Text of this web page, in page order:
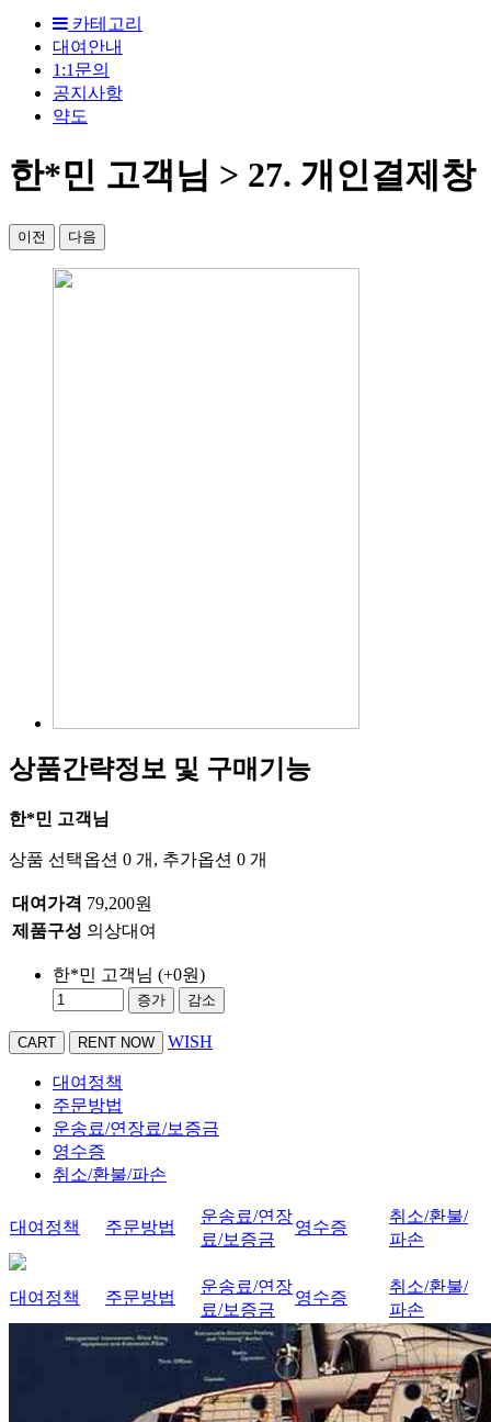
카테고리
대여안내
1:1문의
공지사항
약도
한*민 고객님 > 27. 개인결제창
이전 다음
상품간략정보 및 구매기능
한*민 고객님
상품 선택옵션 0 개, 추가옵션 0 개
대여가격 79,200원
제품구성 의상대여
한*민 고객님 (+0원)
증가 감소
WISH
대여정책
주문방법
운송료/연장료/보증금
영수증
취소/환불/파손
대여정책 주문방법
운송료/연장
료/보증금
영수증
취소/환불/
파손
대여정책 주문방법
운송료/연장
료/보증금
영수증
취소/환불/
파손